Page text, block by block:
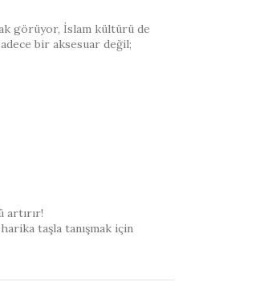
görüyor, İslam kültürü de
bir aksesuar değil;
artırır!
taşla tanışmak için